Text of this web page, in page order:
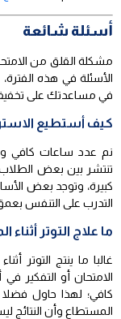
أسئلة شائعة
مشكلة القلق من
الأسئلة في هذه
في مساعدتك على
كيف أستطيع
نم عدد ساعات كافي
تنتشر بين بعض الطلاب
كبيرة، وتوجد بعض
التدرب على التنفس بعمق
ما علاج التوتر أثناء
غالبا ما ينتج التوتر
الامتحان أو التفكير
كافي؛ لهذا حاول
المستطاع وأن النتائج